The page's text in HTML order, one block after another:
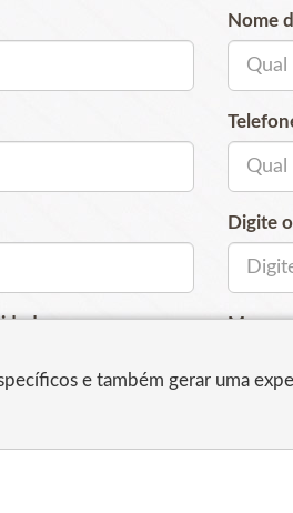
Nome
Digite
e também gerar uma